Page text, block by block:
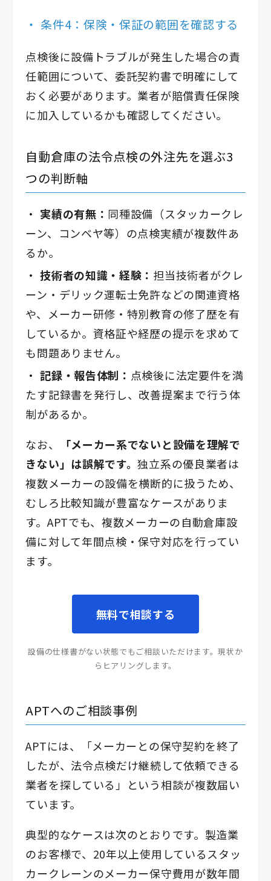
条件4：保険・保証の範囲を確認する
点検後に設備トラブルが発生した場合の責
任範囲について、委託契約書で明確にして
おく必要があります。業者が賠償責任保険
に加入しているかも確認してください。
自動倉庫の法令点検の外注先を選ぶ3
つの判断軸
実績の有無： 同種設備（スタッカークレ
ーン、コンベヤ等）の点検実績が複数件あ
るか。
技術者の知識・経験： 担当技術者がクレ
ーン・デリック運転士免許などの関連資格
や、メーカー研修・特別教育の修了歴を有
しているか。資格証や経歴の提示を求めて
も問題ありません。
記録・報告体制： 点検後に法定要件を満
たす記録書を発行し、改善提案まで行う体
制があるか。
なお、
「メーカー系でないと設備を理解で
きない」は誤解です。独立系の優良業者は
複数メーカーの設備を横断的に扱うため、
むしろ比較知識が豊富なケースがありま
す。APTでも、複数メーカーの自動倉庫設
備に対して年間点検・保守対応を行ってい
ます。
無料で相談する
設備の仕様書がない状態でもご相談いただけます。現状か
らヒアリングします。
APTへのご相談事例
APTには、「メーカーとの保守契約を終了
したが、法令点検だけ継続して依頼できる
業者を探している」という相談が複数届い
ています。
典型的なケースは次のとおりです。製造業
のお客様で、20年以上使用しているスタッ
カークレーンのメーカー保守費用が数年間